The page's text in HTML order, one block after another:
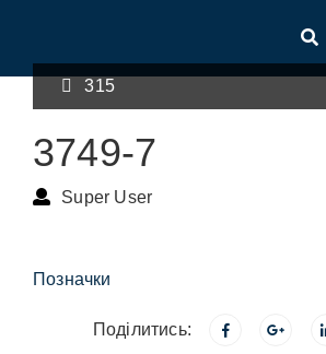
315
3749-7
Super User
Позначки
Поділитись: